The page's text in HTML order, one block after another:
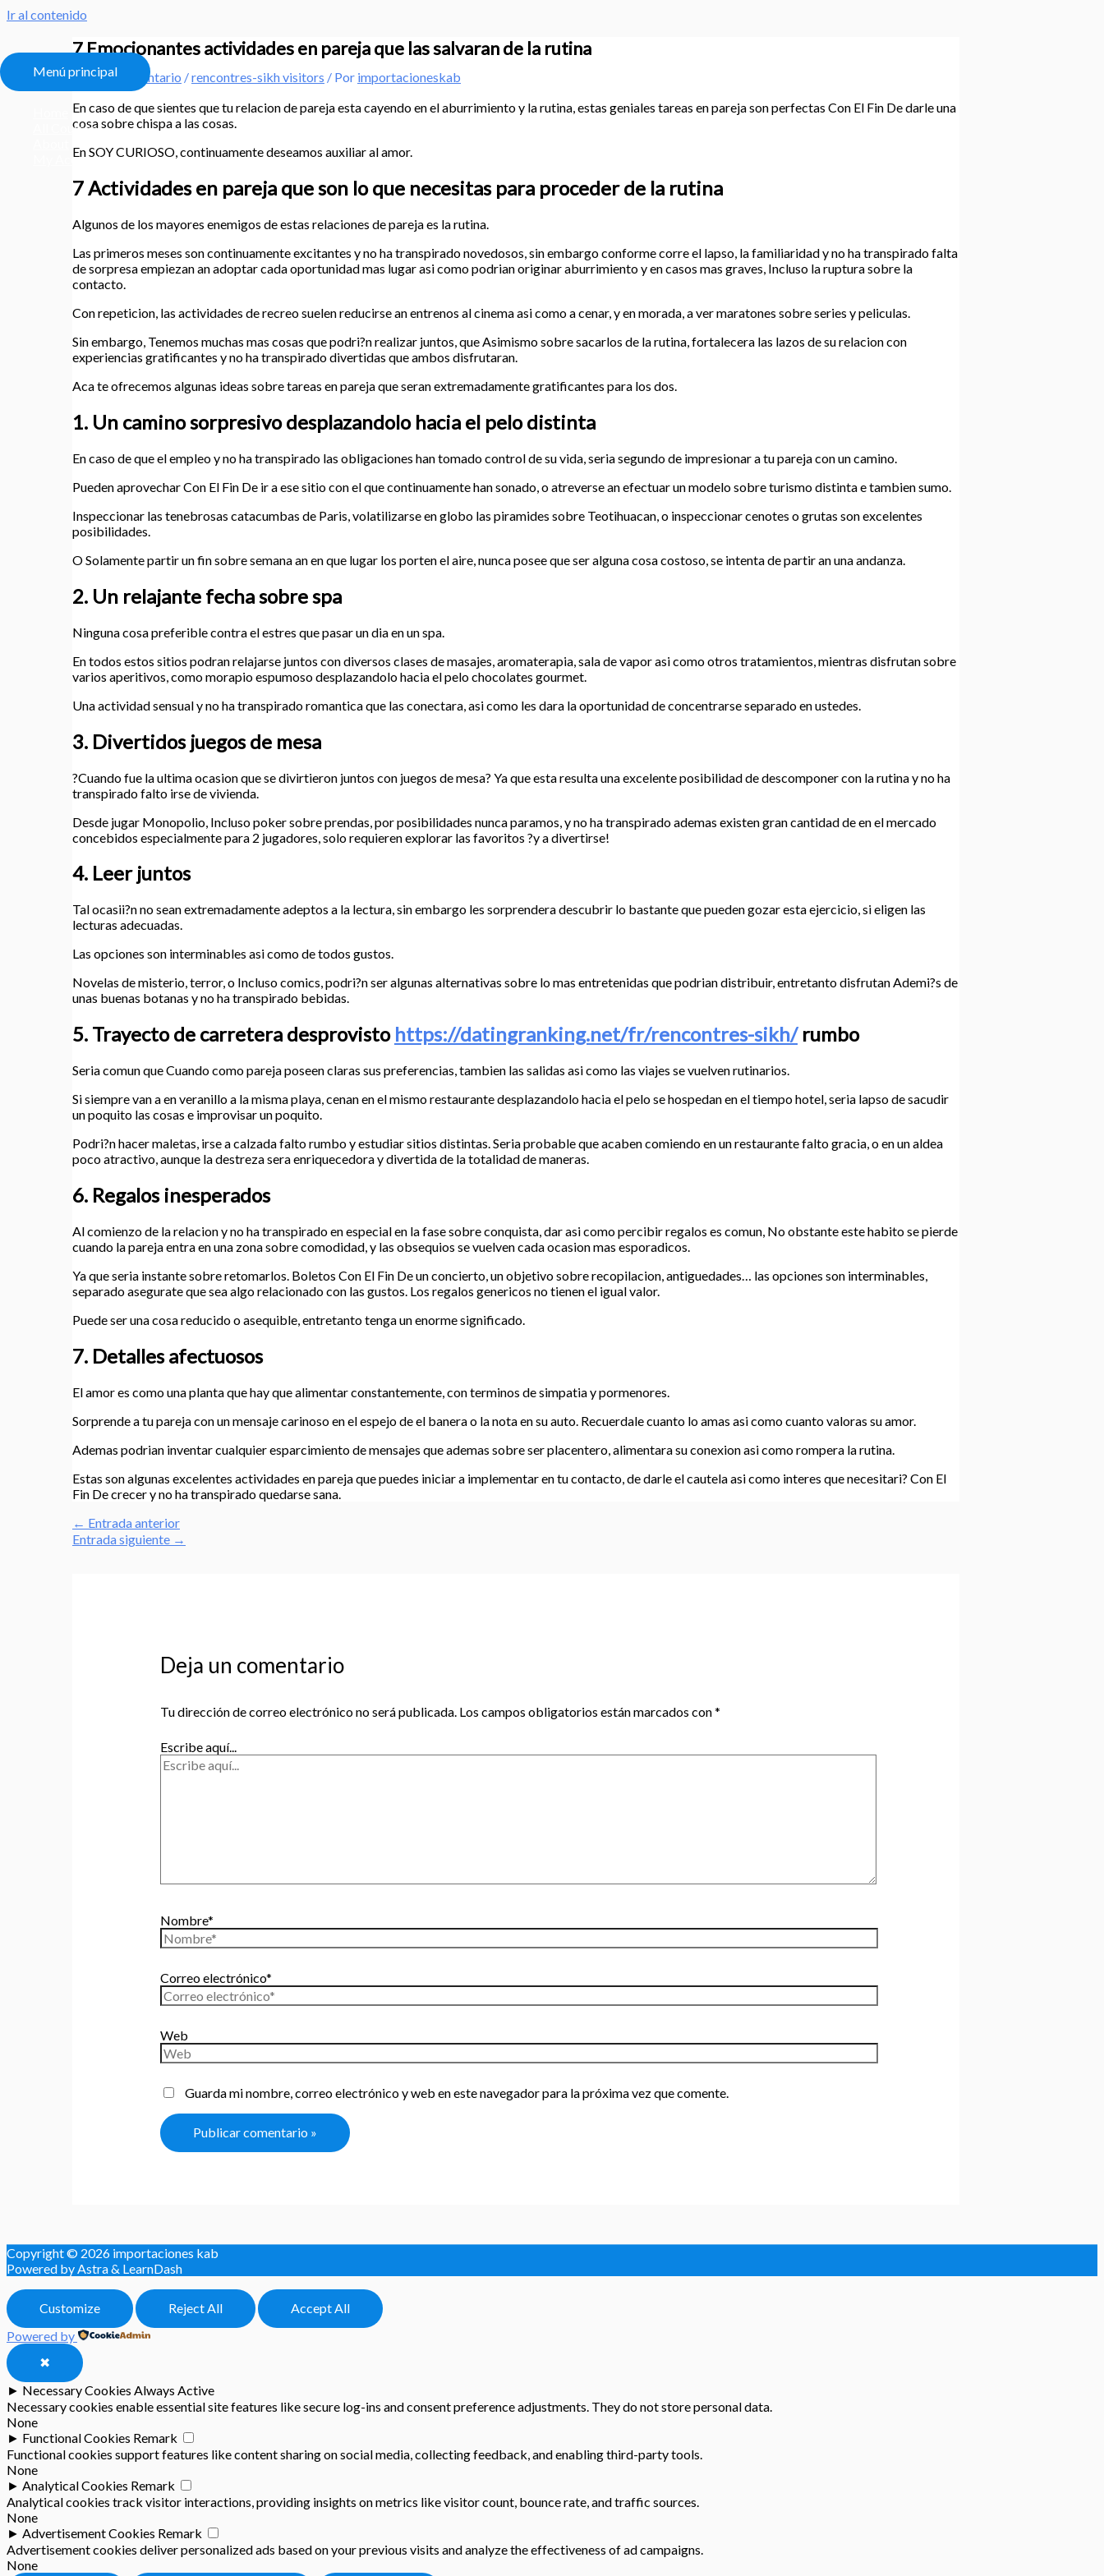
Ir al contenido
Menú principal
All Courses
My Account
7 Emocionantes actividades en pareja que las salvaran de la rutina
Deja un comentario /rencontres-sikh visitors / Por importacioneskab
En caso de que sientes que tu relacion de pareja esta cayendo en el aburrimiento y la rutina, estas geniales tareas en pareja son perfectas Con El Fin De darle una
cosa sobre chispa a las cosas.
En SOY CURIOSO, continuamente deseamos auxiliar al amor.
7 Actividades en pareja que son lo que necesitas para proceder de la rutina
Algunos de los mayores enemigos de estas relaciones de pareja es la rutina.
Las primeros meses son continuamente excitantes y no ha transpirado novedosos, sin embargo conforme corre el lapso, la familiaridad y no ha transpirado falta
de sorpresa empiezan an adoptar cada oportunidad mas lugar asi­ como podri­an originar aburrimiento y en casos mas graves, Incluso la ruptura sobre la
contacto.
Con repeticion, las actividades de recreo suelen reducirse an entrenos al cinema asi­ como a cenar, y en morada, a ver maratones sobre series y peliculas.
Sin embargo, Tenemos muchas mas cosas que podri?n realizar juntos, que Asimismo sobre sacarlos de la rutina, fortalecera las lazos de su relacion con
experiencias gratificantes y no ha transpirado divertidas que ambos disfrutaran.
Aca te ofrecemos algunas ideas sobre tareas en pareja que seran extremadamente gratificantes para los dos.
1. Un camino sorpresivo desplazandolo hacia el pelo distinta
En caso de que el empleo y no ha transpirado las obligaciones han tomado control de su vida, seri­a segundo de impresionar a tu pareja con un camino.
Pueden aprovechar Con El Fin De ir a ese sitio con el que continuamente han sonado, o atreverse an efectuar un modelo sobre turismo distinta e tambien sumo.
Inspeccionar las tenebrosas catacumbas de Paris, volatilizarse en globo las piramides sobre Teotihuacan, o inspeccionar cenotes o grutas son excelentes
posibilidades.
O Solamente partir un fin sobre semana an en que lugar los porten el aire, nunca posee que ser alguna cosa costoso, se intenta de partir an una andanza.
2. Un relajante fecha sobre spa
Ninguna cosa preferible contra el estres que pasar un dia en un spa.
En todos estos sitios podran relajarse juntos con diversos clases de masajes, aromaterapia, sala de vapor asi­ como otros tratamientos, mientras disfrutan sobre
varios aperitivos, como morapio espumoso desplazandolo hacia el pelo chocolates gourmet.
Una actividad sensual y no ha transpirado romantica que las conectara, asi­ como les dara la oportunidad de concentrarse separado en ustedes.
3. Divertidos juegos de mesa
?Cuando fue la ultima ocasion que se divirtieron juntos con juegos de mesa? Ya que esta resulta una excelente posibilidad de descomponer con la rutina y no ha
transpirado falto irse de vivienda.
Desde jugar Monopolio, Incluso poker sobre prendas, por posibilidades nunca paramos, y no ha transpirado ademas existen gran cantidad de en el mercado
concebidos especialmente para 2 jugadores, solo requieren explorar las favoritos ?y a divertirse!
4. Leer juntos
Tal ocasii?n no sean extremadamente adeptos a la lectura, sin embargo les sorprendera descubrir lo bastante que pueden gozar esta ejercicio, si eligen las
lecturas adecuadas.
Las opciones son interminables asi­ como de todos gustos.
Novelas de misterio, terror, o Incluso comics, podri?n ser algunas alternativas sobre lo mas entretenidas que podri­an distribuir, entretanto disfrutan Ademi?s de
unas buenas botanas y no ha transpirado bebidas.
5. Trayecto de carretera desprovisto https://datingranking.net/fr/rencontres-sikh/rumbo
Seri­a comun que Cuando como pareja poseen claras sus preferencias, tambien las salidas asi­ como las viajes se vuelven rutinarios.
Si siempre van a en veranillo a la misma playa, cenan en el mismo restaurante desplazandolo hacia el pelo se hospedan en el tiempo hotel, seri­a lapso de sacudir
un poquito las cosas e improvisar un poquito.
Podri?n hacer maletas, irse a calzada falto rumbo y estudiar sitios distintas. Seri­a probable que acaben comiendo en un restaurante falto gracia, o en un aldea
poco atractivo, aunque la destreza sera enriquecedora y divertida de la totalidad de maneras.
6. Regalos inesperados
Al comienzo de la relacion y no ha transpirado en especial en la fase sobre conquista, dar asi­ como percibir regalos es comun, No obstante este habito se pierde
cuando la pareja entra en una zona sobre comodidad, y las obsequios se vuelven cada ocasion mas esporadicos.
Ya que seri­a instante sobre retomarlos. Boletos Con El Fin De un concierto, un objetivo sobre recopilacion, antiguedades… las opciones son interminables,
separado asegurate que sea algo relacionado con las gustos. Los regalos genericos no tienen el igual valor.
Puede ser una cosa reducido o asequible, entretanto tenga un enorme significado.
7. Detalles afectuosos
El amor es como una planta que hay que alimentar constantemente, con terminos de simpatia y pormenores.
Sorprende a tu pareja con un mensaje carinoso en el espejo de el banera o la nota en su auto. Recuerdale cuanto lo amas asi­ como cuanto valoras su amor.
Ademas podri­an inventar cualquier esparcimiento de mensajes que ademas sobre ser placentero, alimentara su conexion asi­ como rompera la rutina.
Estas son algunas excelentes actividades en pareja que puedes iniciar a implementar en tu contacto, de darle el cautela asi­ como interes que necesitari? Con El
Fin De crecer y no ha transpirado quedarse sana.
← Entrada anterior
Entrada siguiente →
Deja un comentario
Tu dirección de correo electrónico no será publicada. Los campos obligatorios están marcados con*
Escribe aquí...
Nombre*
Correo electrónico*
Web
Guarda mi nombre, correo electrónico y web en este navegador para la próxima vez que comente.
Copyright © 2026 importaciones kab
Powered by Astra & LearnDash
Customize Reject All
Accept All
Powered by
✖
► Necessary Cookies Always Active
Necessary cookies enable essential site features like secure log-ins and consent preference adjustments. They do not store personal data.
None
► Functional Cookies Remark
Functional cookies support features like content sharing on social media, collecting feedback, and enabling third-party tools.
None
► Analytical Cookies Remark
Analytical cookies track visitor interactions, providing insights on metrics like visitor count, bounce rate, and traffic sources.
None
► Advertisement Cookies Remark
Advertisement cookies deliver personalized ads based on your previous visits and analyze the effectiveness of ad campaigns.
None